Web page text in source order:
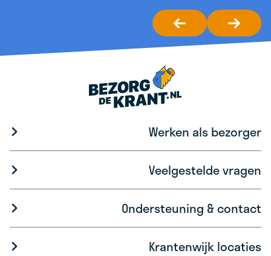
Werken als bezorger
Veelgestelde vragen
Ondersteuning & contact
Krantenwijk locaties